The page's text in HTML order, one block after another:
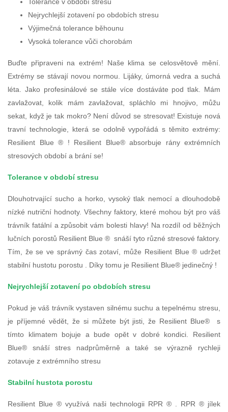
Nejrychlejší zotavení po obdobích stresu
Výjimečná tolerance běhounu
Vysoká tolerance vůči chorobám
Buďte připraveni na extrém! Naše klima se celosvětově mění.
Extrémy se stávají novou normou. Lijáky, úmorná vedra a suchá
léta. Jako profesinálové se stále více dostáváte pod tlak. Mám
zavlažovat, kolik mám zavlažovat, spláchlo mi hnojivo, můžu
sekat, když je tak mokro? Není důvod se stresovat! Existuje nová
travní technologie, která se odolně vypořádá s těmito extrémy:
Resilient Blue ® ! Resilient Blue® absorbuje rány extrémních
stresových období a brání se!
Tolerance v období stresu
Dlouhotrvající sucho a horko, vysoký tlak nemocí a dlouhodobě
nízké nutriční hodnoty. Všechny faktory, které mohou být pro váš
trávník fatální a způsobit vám bolesti hlavy! Na rozdíl od běžných
lučních porostů Resilient Blue ® snáší tyto různé stresové faktory.
Tím, že se ve správný čas zotaví, může Resilient Blue ® udržet
stabilní hustotu porostu . Díky tomu je Resilient Blue® jedinečný !
Nejrychlejší zotavení po obdobích stresu
Pokud je váš trávník vystaven silnému suchu a tepelnému stresu,
je příjemné vědět, že si můžete být jisti, že Resilient Blue® s
tímto klimatem bojuje a bude opět v dobré kondici. Resilient
Blue® snáší stres nadprůměrně a také se výrazně rychleji
zotavuje z extrémního stresu
Stabilní hustota porostu
Resilient Blue ® využívá naši technologii RPR ® . RPR ® jílek